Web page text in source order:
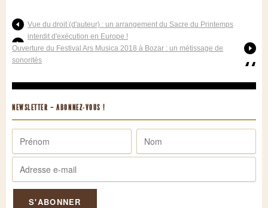
Vue du droit (d'auteur) : un arrangement du Sacre du Printemps
interdit d'exécution en Europe !
Ouverture du Festival Ars Musica 2018 à Bozar : un métissage de
sonorités
NEWSLETTER – ABONNEZ-VOUS !